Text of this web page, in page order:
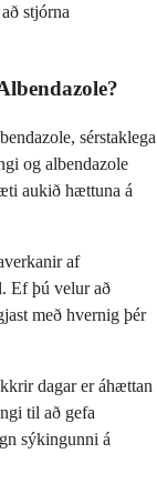
stjórna
sérstaklega
og albendazole
aukið hættuna á
af
Ef þú velur að
með hvernig þér
dagar er áhættan
til að gefa
sýkingunni á